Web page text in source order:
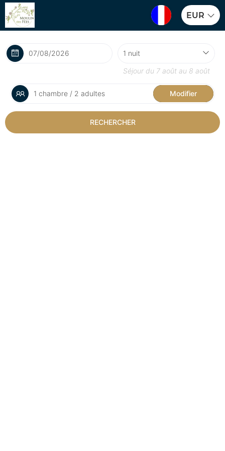
EUR
Séjour du 7 août au 8 août
1 chambre / 2 adultes Modifier